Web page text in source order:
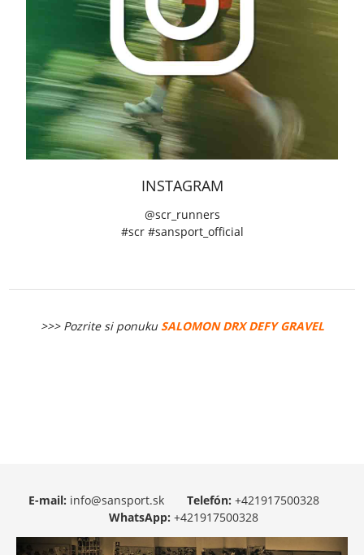
INSTAGRAM
@scr_runners
#scr #sansport_official
>>> Pozrite si ponuku SALOMON DRX DEFY GRAVEL
E-mail: info@sansport.sk Telefón: +421917500328
WhatsApp: +421917500328